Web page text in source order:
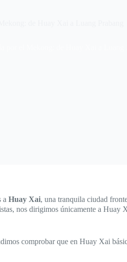
a Huay Xai, una tranquila ciudad
nos dirigimos únicamente a Huay
comprobar que en Huay Xai